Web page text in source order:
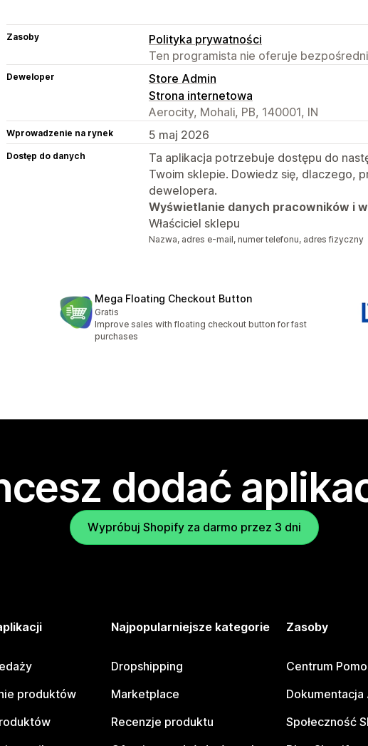
Zasoby
Polityka prywatności
Ten programista nie oferuje
Deweloper
Store Admin
Strona internetowa
Aerocity, Mohali, PB, 140001, IN
Wprowadzenie na rynek 5 maj 2026
Dostęp do danych
Ta aplikacja potrzebuje dostępu do
Twoim sklepie. Dowiedz się, dlaczego,
dewelopera.
Wyświetlanie danych pracowników i
Właściciel sklepu
Nazwa, adres e-mail, numer telefonu, adres fizyczny
Mega Floating Checkout Button
Gratis
Improve sales with floating checkout button for fast
purchases
dodać
Wypróbuj Shopify za darmo przez 3 dni
produktów
Najpopularniejsze kategorie
Dropshipping
Marketplace
Recenzje produktu
Zasoby
Centrum
Dokumentacja
Społeczność